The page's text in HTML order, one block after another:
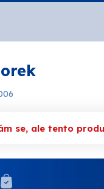
se, ale tento